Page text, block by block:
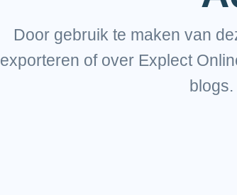
Door gebruik te maken van
exporteren of over Explect